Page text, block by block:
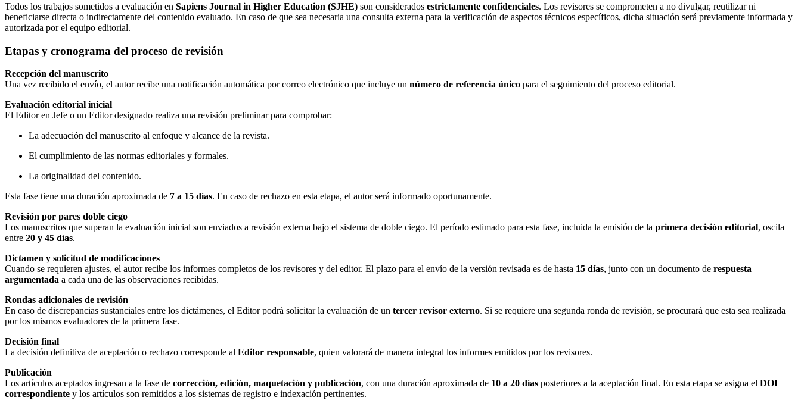
Todos los trabajos sometidos a evaluación en Sapiens Journal in Higher Education (SJHE) son considerados estrictamente confidenciales. Los revisores se comprometen a no divulgar, reutilizar ni
beneficiarse directa o indirectamente del contenido evaluado. En caso de que sea necesaria una consulta externa para la verificación de aspectos técnicos específicos, dicha situación será previamente informada y
autorizada por el equipo editorial.
Etapas y cronograma del proceso de revisión
Recepción del manuscrito
Una vez recibido el envío, el autor recibe una notificación automática por correo electrónico que incluye un número de referencia único para el seguimiento del proceso editorial.
Evaluación editorial inicial
El Editor en Jefe o un Editor designado realiza una revisión preliminar para comprobar:
La adecuación del manuscrito al enfoque y alcance de la revista.
El cumplimiento de las normas editoriales y formales.
La originalidad del contenido.
Esta fase tiene una duración aproximada de 7 a 15 días. En caso de rechazo en esta etapa, el autor será informado oportunamente.
Revisión por pares doble ciego
Los manuscritos que superan la evaluación inicial son enviados a revisión externa bajo el sistema de doble ciego. El período estimado para esta fase, incluida la emisión de la primera decisión editorial, oscila
entre 20 y 45 días.
Dictamen y solicitud de modificaciones
Cuando se requieren ajustes, el autor recibe los informes completos de los revisores y del editor. El plazo para el envío de la versión revisada es de hasta 15 días, junto con un documento de respuesta
argumentada a cada una de las observaciones recibidas.
Rondas adicionales de revisión
En caso de discrepancias sustanciales entre los dictámenes, el Editor podrá solicitar la evaluación de un tercer revisor externo. Si se requiere una segunda ronda de revisión, se procurará que esta sea realizada
por los mismos evaluadores de la primera fase.
Decisión final
La decisión definitiva de aceptación o rechazo corresponde al Editor responsable, quien valorará de manera integral los informes emitidos por los revisores.
Publicación
Los artículos aceptados ingresan a la fase de corrección, edición, maquetación y publicación, con una duración aproximada de 10 a 20 días posteriores a la aceptación final. En esta etapa se asigna el DOI
correspondiente y los artículos son remitidos a los sistemas de registro e indexación pertinentes.